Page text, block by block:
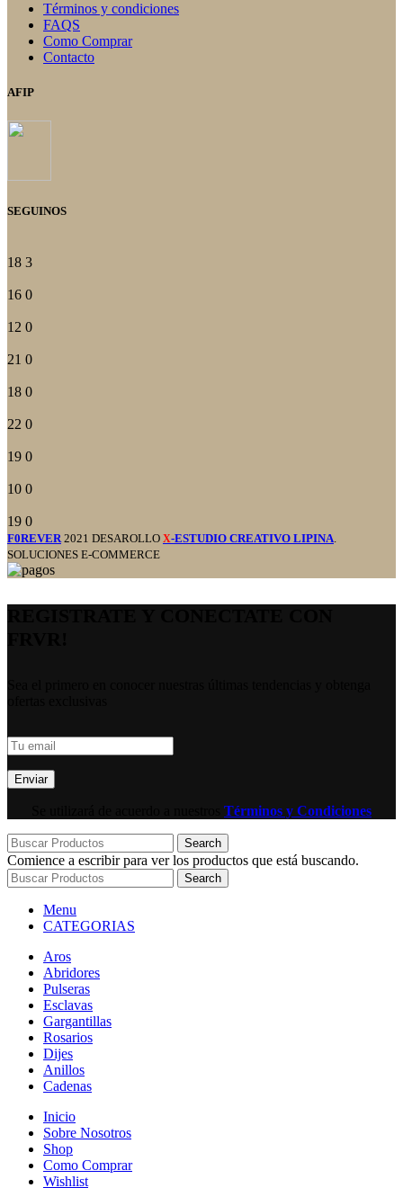
Términos y condiciones
FAQS
Como Comprar
Contacto
AFIP
SEGUINOS
18 3
16 0
12 0
21 0
18 0
22 0
19 0
10 0
19 0
F0REVER 2021 DESAROLLO X-ESTUDIO CREATIVO LIPINA
SOLUCIONES E-COMMERCE
Términos y Condiciones
Search
Comience a escribir para ver los productos que está buscando.
Search
Menu
CATEGORIAS
Aros
Abridores
Pulseras
Esclavas
Gargantillas
Rosarios
Dijes
Anillos
Cadenas
Inicio
Sobre Nosotros
Shop
Como Comprar
Wishlist